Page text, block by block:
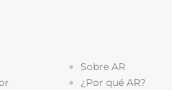
Sobre AR
¿Por qué AR?